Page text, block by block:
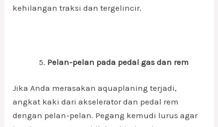
kehilangan traksi dan tergelincir.
Pelan-pelan pada pedal gas dan rem
Jika Anda merasakan aquaplaning terjadi,
angkat kaki dari akselerator dan pedal rem
dengan pelan-pelan. Pegang kemudi lurus agar